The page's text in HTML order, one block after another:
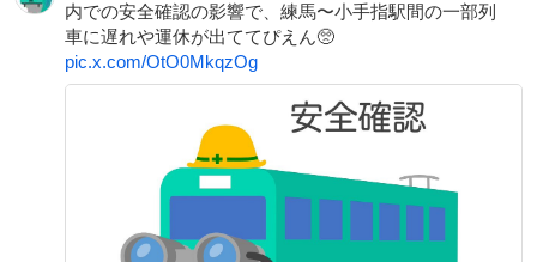
内での安全確認の影響で、練馬〜小手指駅間の一部列
車に遅れや運休が出ててぴえん🥺
pic.x.com/OtO0MkqzOg